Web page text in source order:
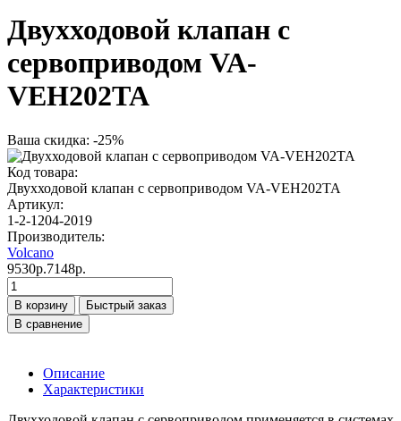
Двухходовой клапан с
сервоприводом VA-
VEH202TA
Ваша скидка: -25%
Код товара:
Двухходовой клапан с сервоприводом VA-VEH202TA
Артикул:
1-2-1204-2019
Производитель:
Volcano
9530р.7148р.
В корзину
Быстрый заказ
В сравнение
Описание
Характеристики